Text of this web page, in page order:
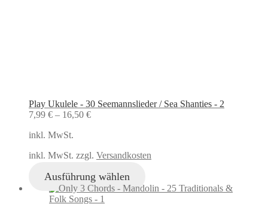
Play Ukulele - 30 Seemannslieder / Sea Shanties - 2
7,99 € – 16,50 €
inkl. MwSt.
inkl. MwSt. zzgl. Versandkosten
Ausführung wählen